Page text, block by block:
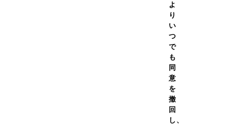
ちと溶けやすさをさらに改良し、泡立ちはほぼなし。
よ
り
い
つ
で
も
同
意
を
撤
回
し、